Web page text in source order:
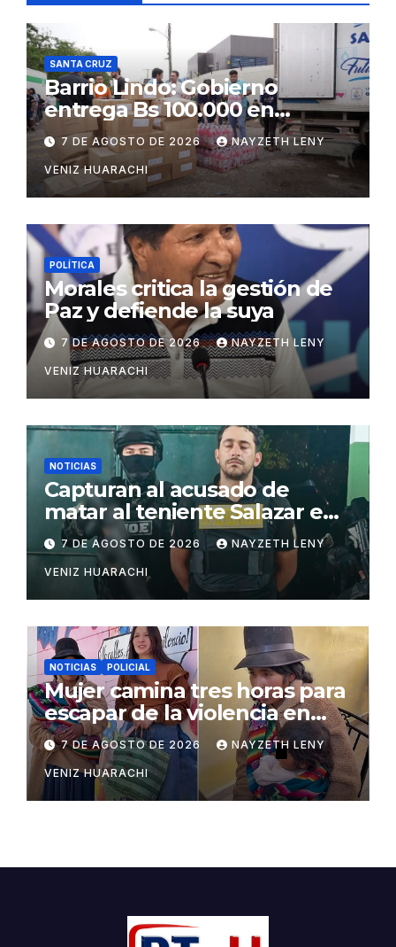
SANTA CRUZ
Barrio Lindo: Gobierno
entrega Bs 100.000 en
insumos para afectados
7 DE AGOSTO DE 2026 NAYZETH LENY
VENIZ HUARACHI
POLÍTICA
Morales critica la gestión de
Paz y defiende la suya
7 DE AGOSTO DE 2026 NAYZETH LENY
VENIZ HUARACHI
NOTICIAS
Capturan al acusado de
matar al teniente Salazar en
San Matías
7 DE AGOSTO DE 2026 NAYZETH LENY
VENIZ HUARACHI
NOTICIAS POLICIAL
Mujer camina tres horas para
escapar de la violencia en
Potosí
7 DE AGOSTO DE 2026 NAYZETH LENY
VENIZ HUARACHI